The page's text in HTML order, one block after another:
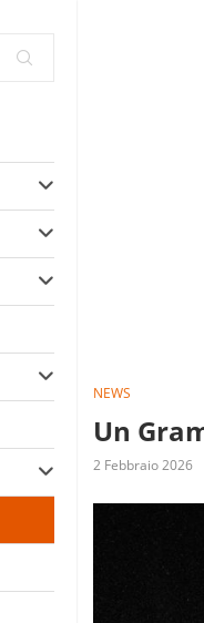
NEWS
Un
2 Febbraio 2026